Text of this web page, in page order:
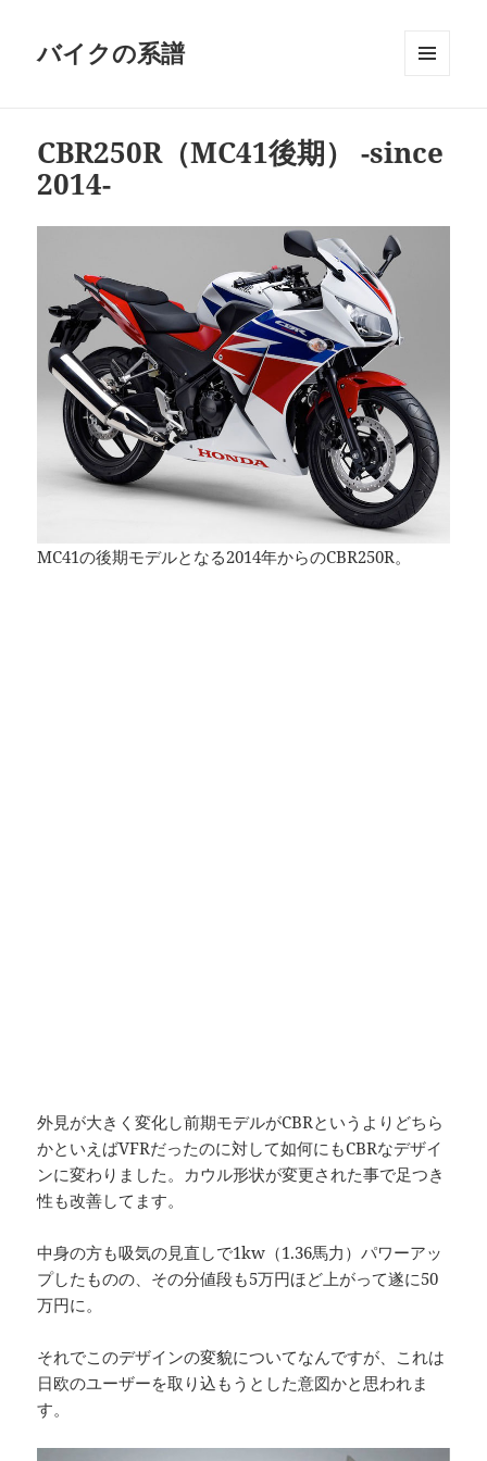
バイクの系譜
ット
CBR250R（MC41後期） -since
2014-
MC41の後期モデルとなる2014年からのCBR250R。
外見が大きく変化し前期モデルがCBRというよりどちら
かといえばVFRだったのに対して如何にもCBRなデザイ
ンに変わりました。カウル形状が変更された事で足つき
性も改善してます。
中身の方も吸気の見直しで1kw（1.36馬力）パワーアッ
プしたものの、その分値段も5万円ほど上がって遂に50
万円に。
それでこのデザインの変貌についてなんですが、これは
日欧のユーザーを取り込もうとした意図かと思われま
す。